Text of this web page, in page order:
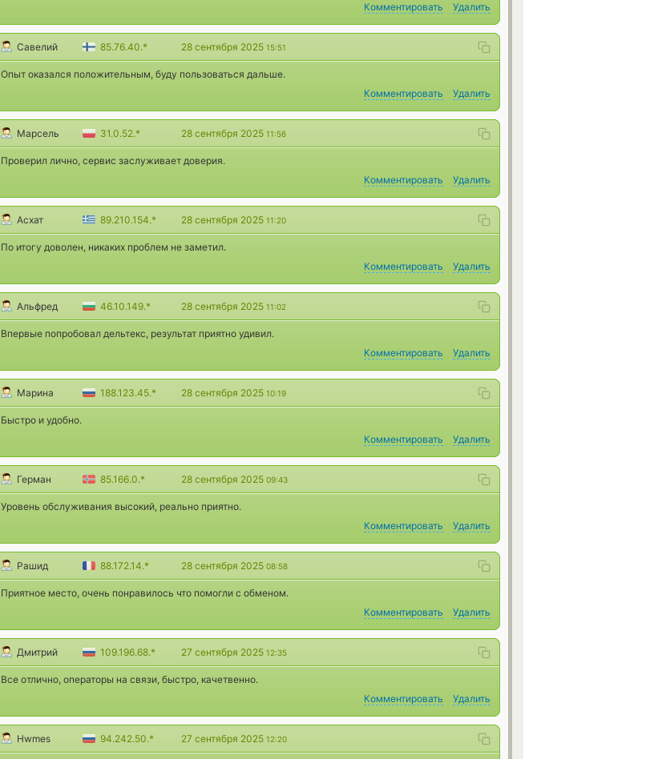
Комментировать
Удалить
Савелий 85.76.40.* 28 сентября 2025 15:51
Опыт оказался положительным, буду пользоваться дальше.
Комментировать
Удалить
Марсель 31.0.52.* 28 сентября 2025 11:56
Проверил лично, сервис заслуживает доверия.
Комментировать
Удалить
Асхат 89.210.154.* 28 сентября 2025 11:20
По итогу доволен, никаких проблем не заметил.
Комментировать
Удалить
Альфред 46.10.149.* 28 сентября 2025 11:02
Впервые попробовал дельтекс, результат приятно удивил.
Комментировать
Удалить
Марина 188.123.45.* 28 сентября 2025 10:19
Быстро и удобно.
Комментировать
Удалить
Герман 85.166.0.* 28 сентября 2025 09:43
Уровень обслуживания высокий, реально приятно.
Комментировать
Удалить
Рашид 88.172.14.* 28 сентября 2025 08:58
Приятное место, очень понравилось что помогли с обменом.
Комментировать
Удалить
Дмитрий 109.196.68.* 27 сентября 2025 12:35
Все отлично, операторы на связи, быстро, качетвенно.
Комментировать
Удалить
Hwmes 94.242.50.* 27 сентября 2025 12:20